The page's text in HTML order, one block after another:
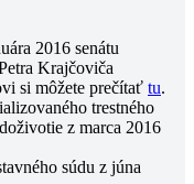
2016 senátu
Krajčoviča
si môžete prečítať tu.
trestného
z marca 2016
súdu z júna